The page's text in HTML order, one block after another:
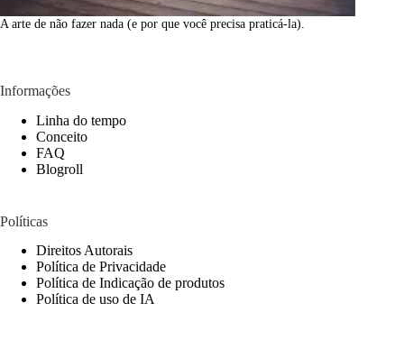
A arte de não fazer nada (e por que você precisa praticá-la).
Informações
Linha do tempo
Conceito
FAQ
Blogroll
Políticas
Direitos Autorais
Política de Privacidade
Política de Indicação de produtos
Política de uso de IA